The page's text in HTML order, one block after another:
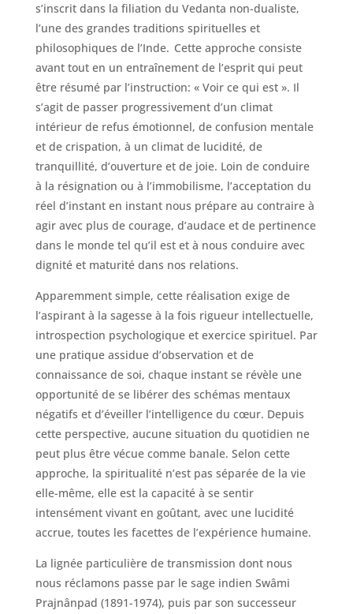
s’inscrit dans la filiation du Vedanta non-dualiste,
l’une des grandes traditions spirituelles et
philosophiques de l’Inde. Cette approche consiste
avant tout en un entraînement de l’esprit qui peut
être résumé par l’instruction: « Voir ce qui est ». Il
s’agit de passer progressivement d’un climat
intérieur de refus émotionnel, de confusion mentale
et de crispation, à un climat de lucidité, de
tranquillité, d’ouverture et de joie. Loin de conduire
à la résignation ou à l’immobilisme, l’acceptation du
réel d’instant en instant nous prépare au contraire à
agir avec plus de courage, d’audace et de pertinence
dans le monde tel qu’il est et à nous conduire avec
dignité et maturité dans nos relations.
Apparemment simple, cette réalisation exige de
l’aspirant à la sagesse à la fois rigueur intellectuelle,
introspection psychologique et exercice spirituel. Par
une pratique assidue d’observation et de
connaissance de soi, chaque instant se révèle une
opportunité de se libérer des schémas mentaux
négatifs et d’éveiller l’intelligence du cœur. Depuis
cette perspective, aucune situation du quotidien ne
peut plus être vécue comme banale. Selon cette
approche, la spiritualité n’est pas séparée de la vie
elle-même, elle est la capacité à se sentir
intensément vivant en goûtant, avec une lucidité
accrue, toutes les facettes de l’expérience humaine.
La lignée particulière de transmission dont nous
nous réclamons passe par le sage indien Swâmi
Prajnânpad (1891-1974), puis par son successeur